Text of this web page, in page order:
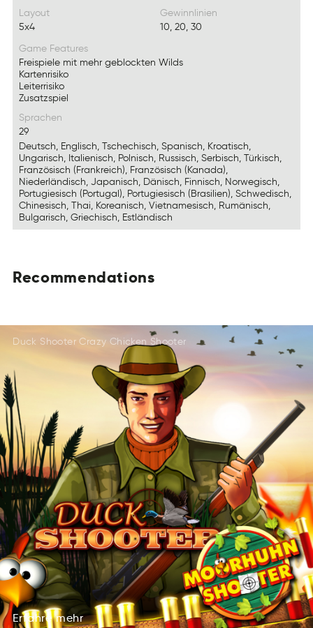
Layout
5x4
Gewinnlinien
10, 20, 30
Game Features
Freispiele mit mehr geblockten Wilds
Kartenrisiko
Leiterrisiko
Zusatzspiel
Sprachen
29
Deutsch, Englisch, Tschechisch, Spanisch, Kroatisch,
Ungarisch, Italienisch, Polnisch, Russisch, Serbisch, Türkisch,
Französisch (Frankreich), Französisch (Kanada),
Niederländisch, Japanisch, Dänisch, Finnisch, Norwegisch,
Portugiesisch (Portugal), Portugiesisch (Brasilien), Schwedisch,
Chinesisch, Thai, Koreanisch, Vietnamesisch, Rumänisch,
Bulgarisch, Griechisch, Estländisch
Recommendations
Rmotmaedniseonc
EisonomteRadncm
TaoemnoRcdmenis
Duck Shooter Crazy Chicken Shooter
Erfahre
harEerf
Erfahre
mehr
erhm
mehr